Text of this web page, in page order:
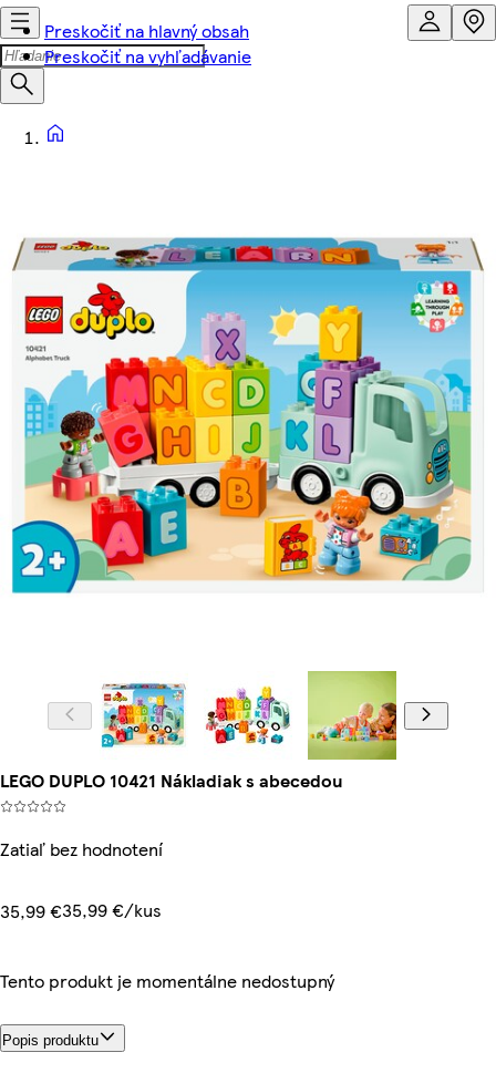
Preskočiť na hlavný obsah
Preskočiť na vyhľadávanie
LEGO DUPLO 10421 Nákladiak s abecedou
Zatiaľ bez hodnotení
35,99 €35,99 €/kus
Tento produkt je momentálne nedostupný
Popis produktu